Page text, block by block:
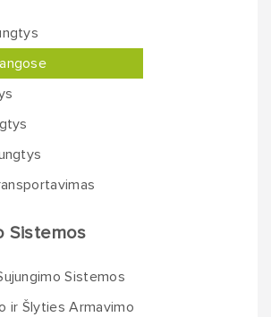
Sistemos
Sistemos
ir Šlyties Armavimo